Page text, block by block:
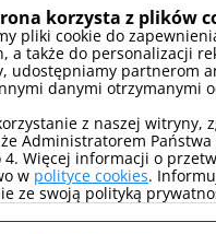
centrum miasta
pobliżu
winda
udogodnienia
korzysta z plików
pliki cookie do
a także do personalizacji
udostępniamy partnerom
danymi otrzymanymi
z naszej witryny,
Administratorem Państwa
4. Więcej informacji o
w polityce cookies.
ze swoją polityką